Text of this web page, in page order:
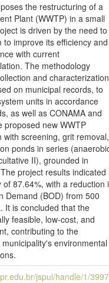
the restructuring of a
Plant (WWTP) in a small
is driven by the need to
to improve its efficiency and
with current
The methodology
and characterization
on municipal records, to
units in accordance
as well as CONAMA and
proposed new WWTP
with screening, grit removal,
ponds in series
II), grounded in
project results indicated
87.64%, with a reduction
Demand (BOD) from 500
It is concluded that the
feasible, low-cost, and
contributing to the
environmental
jspui/handle/1/